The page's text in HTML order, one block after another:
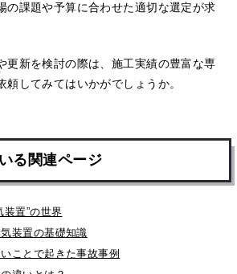
の課題や予算に合わせた適切な選定が求
更新を検討の際は、施工実績の豊富な専
頼してみてはいかがでしょうか。
る関連ページ
装置”の世界
装置の基礎知識
ことで起きた事故事例